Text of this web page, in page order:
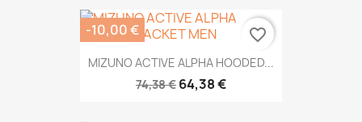
MIZUNO ACTIVE ALPHA HOODED...
74,38 € 64,38 €
-10,00 € favorite_border